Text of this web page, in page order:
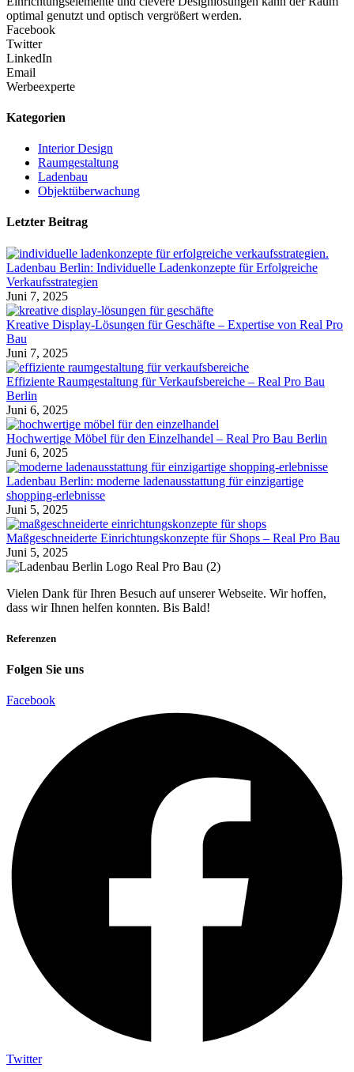
optimal genutzt und optisch vergrößert werden.
Facebook
Twitter
LinkedIn
Email
Werbeexperte
Kategorien
Interior Design
Raumgestaltung
Ladenbau
Objektüberwachung
Letzter Beitrag
Ladenbau Berlin: Individuelle Ladenkonzepte für Erfolgreiche
Verkaufsstrategien
Juni 7, 2025
Kreative Display-Lösungen für Geschäfte – Expertise von Real Pro
Bau
Juni 7, 2025
Effiziente Raumgestaltung für Verkaufsbereiche – Real Pro Bau
Berlin
Juni 6, 2025
Hochwertige Möbel für den Einzelhandel – Real Pro Bau Berlin
Juni 6, 2025
Ladenbau Berlin: moderne ladenausstattung für einzigartige
shopping-erlebnisse
Juni 5, 2025
Maßgeschneiderte Einrichtungskonzepte für Shops – Real Pro Bau
Juni 5, 2025
Vielen Dank für Ihren Besuch auf unserer Webseite. Wir hoffen,
dass wir Ihnen helfen konnten. Bis Bald!
Referenzen
Folgen Sie uns
Facebook
Twitter